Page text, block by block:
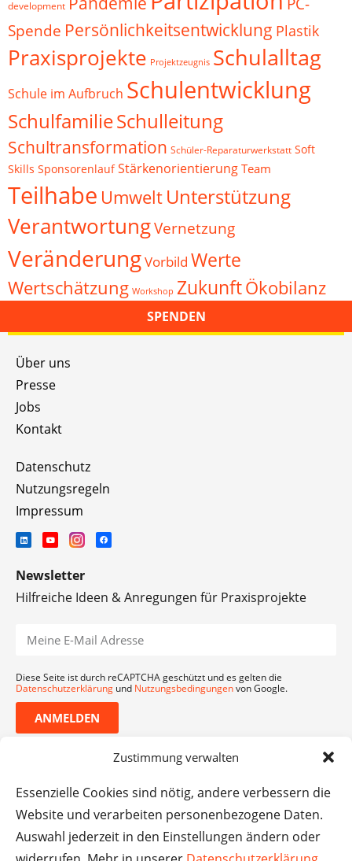
Zustimmung verwalten
Essenzielle Cookies sind nötig, andere verbessern die
Website und verarbeiten personenbezogene Daten.
Auswahl jederzeit in den Einstellungen ändern oder
development
Spende Persönlichkeitsentwicklung Plastik
Praxisprojekte Projektzeugnis Schulalltag
Schule im Aufbruch Schulentwicklung
SchulfamilieSchulleitung
Schultransformation Schüler-Reparaturwerkstatt Soft
Skills Sponsorenlauf Stärkenorientierung Team
Teilhabe Umwelt Unterstützung
VerantwortungVernetzung
VeränderungVorbild Werte
Wertschätzung Workshop ZukunftÖkobilanz
SPENDEN
Über uns
Presse
Jobs
Kontakt
Datenschutz
Nutzungsregeln
Impressum
Newsletter
Hilfreiche Ideen & Anregungen für Praxisprojekte
Diese Seite ist durch reCAPTCHA geschützt und es gelten die
Datenschutzerklärung und Nutzungsbedingungenvon Google.
ANMELDEN